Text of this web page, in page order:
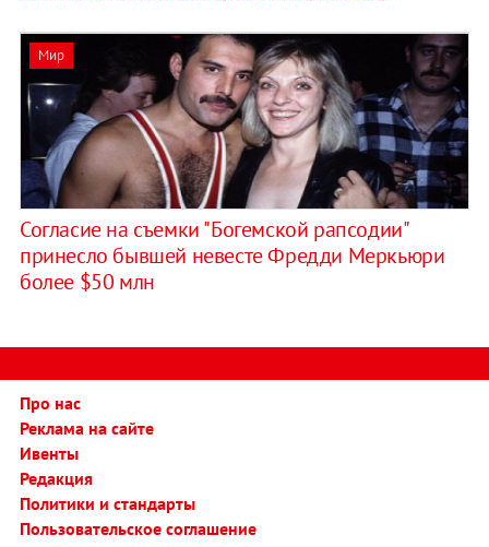
Мир
Согласие на съемки "Богемской рапсодии"
принесло бывшей невесте Фредди Меркьюри
более $50 млн
Про нас
Реклама на сайте
Ивенты
Редакция
Политики и стандарты
Пользовательское соглашение